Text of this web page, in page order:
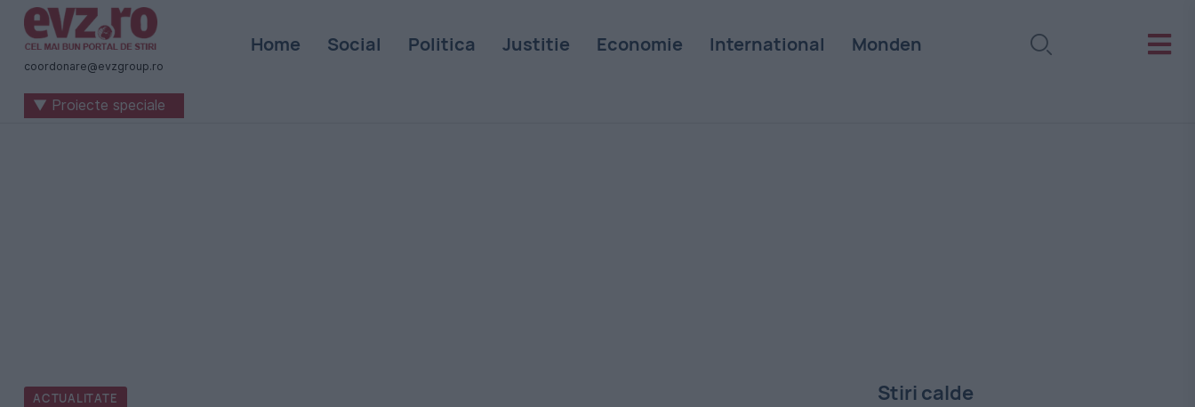
Știri
naționale
internaționale
coordonare@evzgroup.ro
Home Social Politica Justitie Economie International Monden
▼ Proiecte speciale
ACTUALITATE Stiri calde